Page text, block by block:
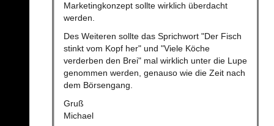
Marketingkonzept sollte wirklich überdacht
werden.
Des Weiteren sollte das Sprichwort "Der Fisch
stinkt vom Kopf her" und "Viele Köche
verderben den Brei" mal wirklich unter die Lupe
genommen werden, genauso wie die Zeit nach
dem Börsengang.
Gruß
Michael